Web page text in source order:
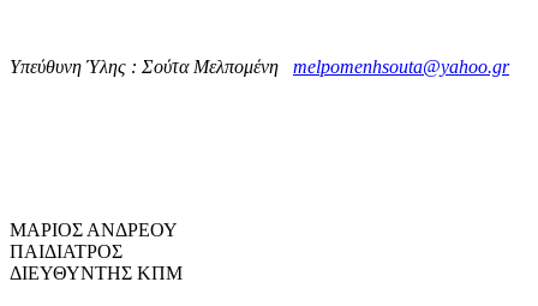
Υπεύθυνη Ύλης : Σούτα Μελπομένη melpomenhsouta@yahoo.gr
ΜΑΡΙΟΣ ΑΝΔΡΕΟΥ
ΠΑΙΔΙΑΤΡΟΣ
ΔΙΕΥΘΥΝΤΗΣ ΚΠΜ